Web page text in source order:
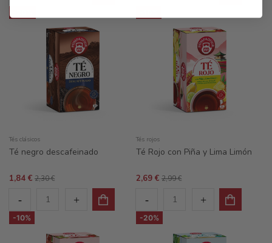
Tés clásicos
Té negro descafeinado
1,84 € 2,30 €
Tés rojos
Té Rojo con Piña y Lima Limón
2,69 € 2,99 €
-10% -20%